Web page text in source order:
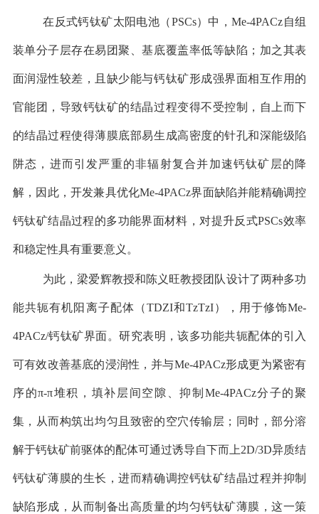
在反式钙钛矿太阳电池（PSCs）中，Me-4PACz自组
装单分子层存在易团聚、基底覆盖率低等缺陷；加之其表
面润湿性较差，且缺少能与钙钛矿形成强界面相互作用的
官能团，导致钙钛矿的结晶过程变得不受控制，自上而下
的结晶过程使得薄膜底部易生成高密度的针孔和深能级陷
阱态，进而引发严重的非辐射复合并加速钙钛矿层的降
解，因此，开发兼具优化Me-4PACz界面缺陷并能精确调控
钙钛矿结晶过程的多功能界面材料，对提升反式PSCs效率
和稳定性具有重要意义。
为此，梁爱辉教授和陈义旺教授团队设计了两种多功
能共轭有机阳离子配体（TDZI和TzTzI），用于修饰Me-
4PACz/钙钛矿界面。研究表明，该多功能共轭配体的引入
可有效改善基底的浸润性，并与Me-4PACz形成更为紧密有
序的π-π堆积，填补层间空隙、抑制 Me-4PACz分子的聚
集，从而构筑出均匀且致密的空穴传输层；同时，部分溶
解于钙钛矿前驱体的配体可通过诱导自下而上2D/3D异质结
钙钛矿薄膜的生长，进而精确调控钙钛矿结晶过程并抑制
缺陷形成，从而制备出高质量的均匀钙钛矿薄膜，这一策